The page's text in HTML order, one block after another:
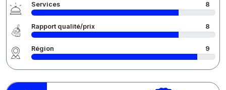
Services 8
Rapport qualité/prix 8
Région 9